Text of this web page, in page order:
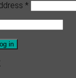
*
in